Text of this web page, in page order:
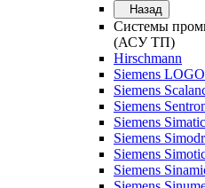
Назад
Системы
(АСУ ТП)
Hirschmann
Siemens LOGO
Siemens
Siemens
Siemens Simatic
Siemens
Siemens
Siemens